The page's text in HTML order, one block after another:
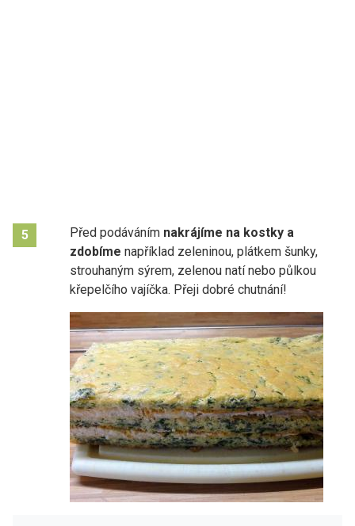
5 Před podáváním nakrájíme na kostky a
zdobíme například zeleninou, plátkem šunky,
strouhaným sýrem, zelenou natí nebo půlkou
křepelčího vajíčka. Přeji dobré chutnání!